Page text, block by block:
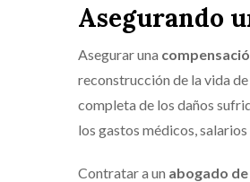
Asegurando
Asegurar una
reconstrucción de la vida de
completa de los daños
los gastos médicos,
Contratar a un abogado